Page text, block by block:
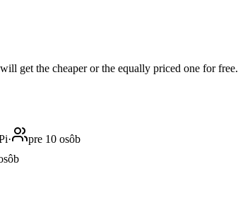
get the cheaper or the equally priced one for free.
·
pre 10 osôb